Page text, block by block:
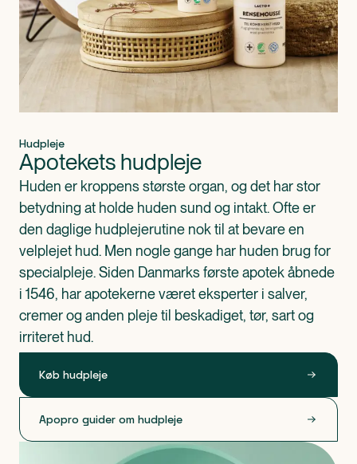
Hudpleje
Apotekets hudpleje
Huden er kroppens største organ, og det har stor
betydning at holde huden sund og intakt. Ofte er
den daglige hudplejerutine nok til at bevare en
velplejet hud. Men nogle gange har huden brug for
specialpleje. Siden Danmarks første apotek åbnede
i 1546, har apotekerne været eksperter i salver,
cremer og anden pleje til beskadiget, tør, sart og
irriteret hud.
Køb hudpleje
Apopro guider om hudpleje